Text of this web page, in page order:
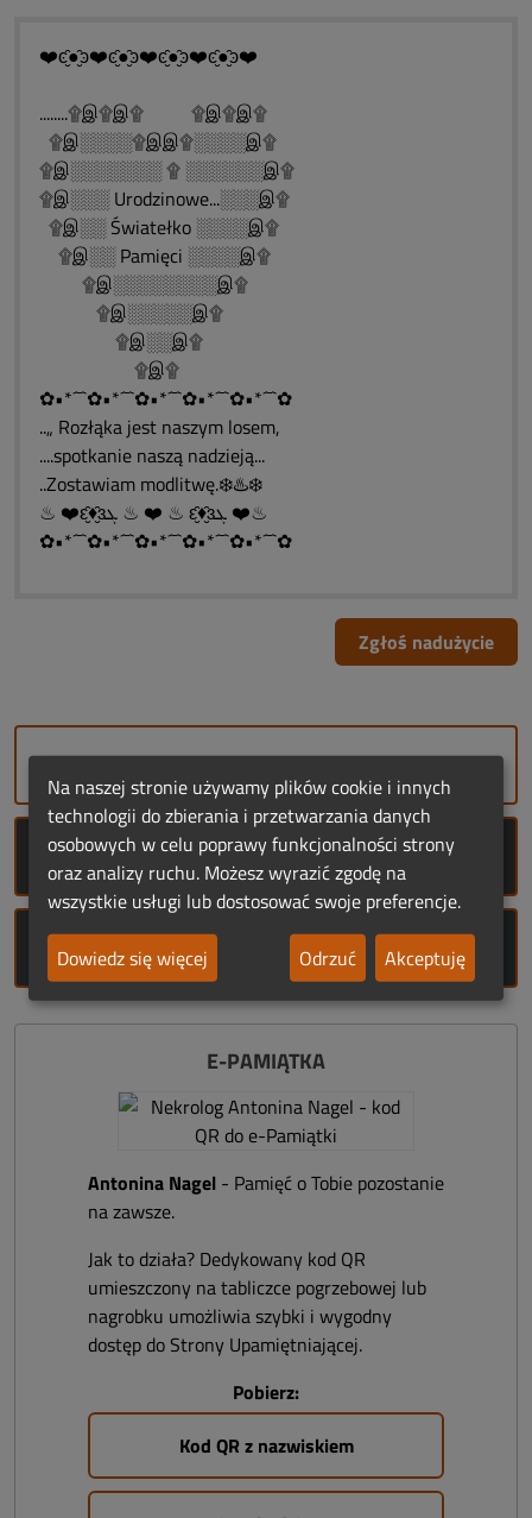
❤️ͼ̮̑●̮̑ͽ❤️ͼ̮̑●̮̑ͽ❤️ͼ̮̑●̮̑ͽ❤️ͼ̮̑●̮̑ͽ❤️
........۩இ۩இ۩ ۩இ۩இ۩
۩இ░░░░۩இஇ۩░░░░இ۩
۩இ░░░░░░░ ۩ ░░░░░░இ۩
۩இ░░░ Urodzinowe...░░░இ۩
۩இ░░ Światełko ░░░░இ۩
۩இ░░ Pamięci ░░░░இ۩
۩இ░░░░░░░░இ۩
۩இ░░░░░இ۩
۩இ░░இ۩
۩இ۩
✿•*´¯`✿•*´¯`✿•*´¯`✿•*´¯`✿•*´¯`✿
..„ Rozłąka jest naszym losem,
....spotkanie naszą nadzieją...
..Zostawiam modlitwę.❄️♨️❄️
♨ ❤️ԑ̮̑♦̮̑ɜܓ ♨ ❤️ ♨ ԑ̮̑♦̮̑ɜܓ ❤️♨
✿•*´¯`✿•*´¯`✿•*´¯`✿•*´¯`✿•*´¯`✿
Zgłoś nadużycie
DODAJ NEKROLOG
ROCZNICE ŚMIERCI
ROCZNICE URODZIN
E-PAMIĄTKA
Antonina Nagel - Pamięć o Tobie pozostanie
na zawsze.
Jak to działa? Dedykowany kod QR
umieszczony na tabliczce pogrzebowej lub
nagrobku umożliwia szybki i wygodny
dostęp do Strony Upamiętniającej.
Pobierz:
Kod QR z nazwiskiem
Na naszej stronie używamy plików cookie i innych
technologii do zbierania i przetwarzania danych
osobowych w celu poprawy funkcjonalności strony
oraz analizy ruchu. Możesz wyrazić zgodę na
wszystkie usługi lub dostosować swoje preferencje.
Dowiedz się więcej
Odrzuć Akceptuję